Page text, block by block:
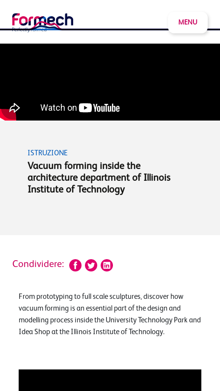
MENU
ISTRUZIONE
Vacuum forming inside the
architecture department of Illinois
Institute of Technology
Condividere:
From prototyping to full scale sculptures, discover how
vacuum forming is an essential part of the design and
modelling process inside the University Technology Park and
Idea Shop at the Illinois Institute of Technology.